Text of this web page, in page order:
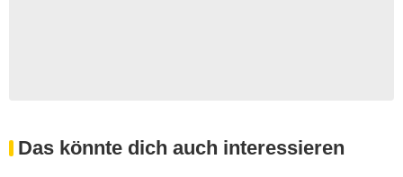
Das könnte dich auch interessieren